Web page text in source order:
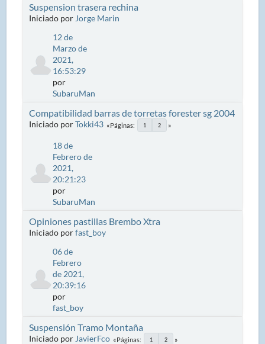
Suspension trasera rechina
Iniciado por Jorge Marin
12 de
Marzo de
2021,
16:53:29
por
SubaruMan
Compatibilidad barras de torretas forester sg 2004
Iniciado porTokki43 Páginas 1 2
18 de
Febrero de
2021,
20:21:23
por
SubaruMan
Opiniones pastillas Brembo Xtra
Iniciado porfast_boy
06 de
Febrero
de 2021,
20:39:16
por
fast_boy
Suspensión Tramo Montaña
Iniciado por JavierFco Páginas 1 2